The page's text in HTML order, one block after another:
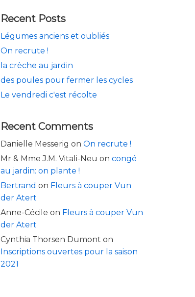
Recent Posts
Légumes anciens et oubliés
On recrute !
la crèche au jardin
des poules pour fermer les cycles
Le vendredi c'est récolte
Recent Comments
Danielle Messerig on On recrute !
Mr & Mme J.M. Vitali-Neu on congé
au jardin: on plante !
Bertrand on Fleurs à couper Vun
der Atert
Anne-Cécile on Fleurs à couper Vun
der Atert
Cynthia Thorsen Dumont on
Inscriptions ouvertes pour la saison
2021